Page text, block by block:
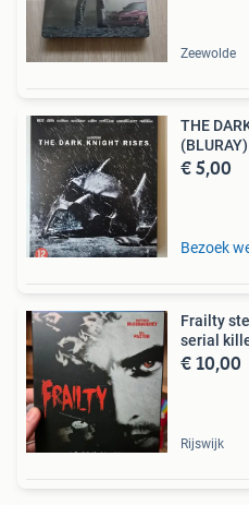
Zeewolde
THE
(BLURAY)
€ 5,00
Bezoek
Frailty
serial
€ 10,00
Rijswijk